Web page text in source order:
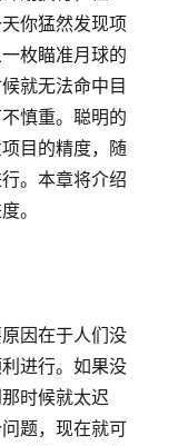
你猛然发现项
枚瞄准月球的
就无法命中目
慎重。聪明的
目的精度，随
。本章将介绍
。
因在于人们没
进行。如果没
时候就太迟
题，现在就可